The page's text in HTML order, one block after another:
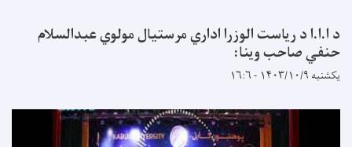
د ا.ا.ا د ریاست الوزرا اداري مرستیال مولوي عبدالسلام
حنفي صاحب وینا:
یکشنبه ۱۴۰۳/۱۰/۹ - ۱۶:۶